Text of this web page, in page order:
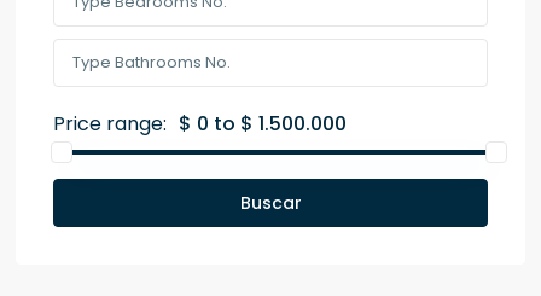
Price range: $ 0 to $ 1.500.000
Buscar